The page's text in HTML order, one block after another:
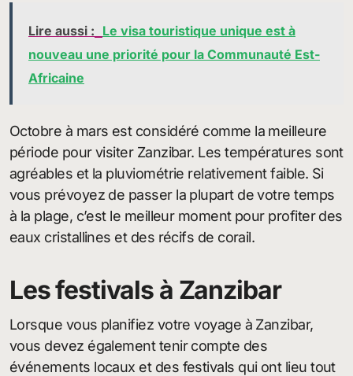
Lire aussi : Le visa touristique unique est à
nouveau une priorité pour la Communauté Est-
Africaine
Octobre à mars est considéré comme la meilleure
période pour visiter Zanzibar. Les températures sont
agréables et la pluviométrie relativement faible. Si
vous prévoyez de passer la plupart de votre temps
à la plage, c’est le meilleur moment pour profiter des
eaux cristallines et des récifs de corail.
Les festivals à Zanzibar
Lorsque vous planifiez votre voyage à Zanzibar,
vous devez également tenir compte des
événements locaux et des festivals qui ont lieu tout